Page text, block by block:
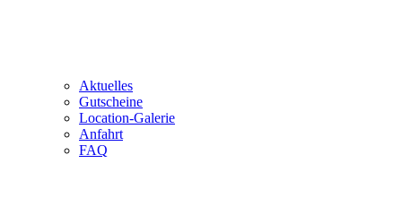
Aktuelles
Gutscheine
Location-Galerie
Anfahrt
FAQ